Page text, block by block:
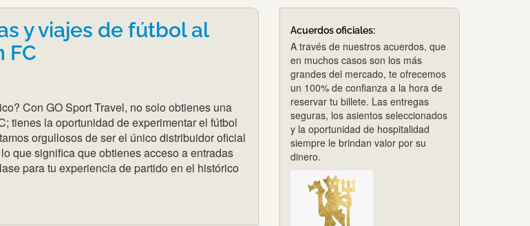
y viajes de fútbol al
FC
Con GO Sport Travel, no solo obtienes una
tienes la oportunidad de experimentar el fútbol
orgullosos de ser el único distribuidor oficial
que significa que obtienes acceso a entradas
para tu experiencia de partido en el histórico
Acuerdos oficiales:
A través de nuestros acuerdos, que
en muchos casos son los más
grandes del mercado, te ofrecemos
un 100% de confianza a la hora de
reservar tu billete. Las entregas
seguras, los asientos seleccionados
y la oportunidad de hospitalidad
siempre le brindan valor por su
dinero.